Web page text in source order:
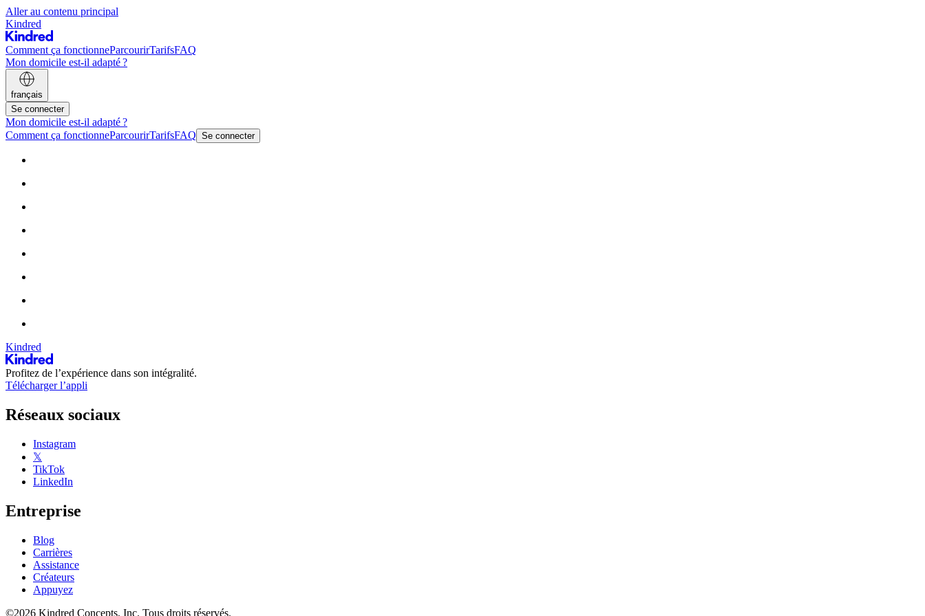
Aller au contenu principal
Kindred
Comment ça fonctionneParcourirTarifsFAQ
Mon domicile est-il adapté ?
français
Se connecter
Mon domicile est-il adapté ?
Comment ça fonctionneParcourirTarifsFAQ Se connecter
Kindred
Profitez de l’expérience dans son intégralité.
Télécharger l’appli
Réseaux sociaux
Instagram
𝕏
TikTok
LinkedIn
Entreprise
Blog
Carrières
Assistance
Créateurs
Appuyez
©2026 Kindred Concepts, Inc. Tous droits réservés.